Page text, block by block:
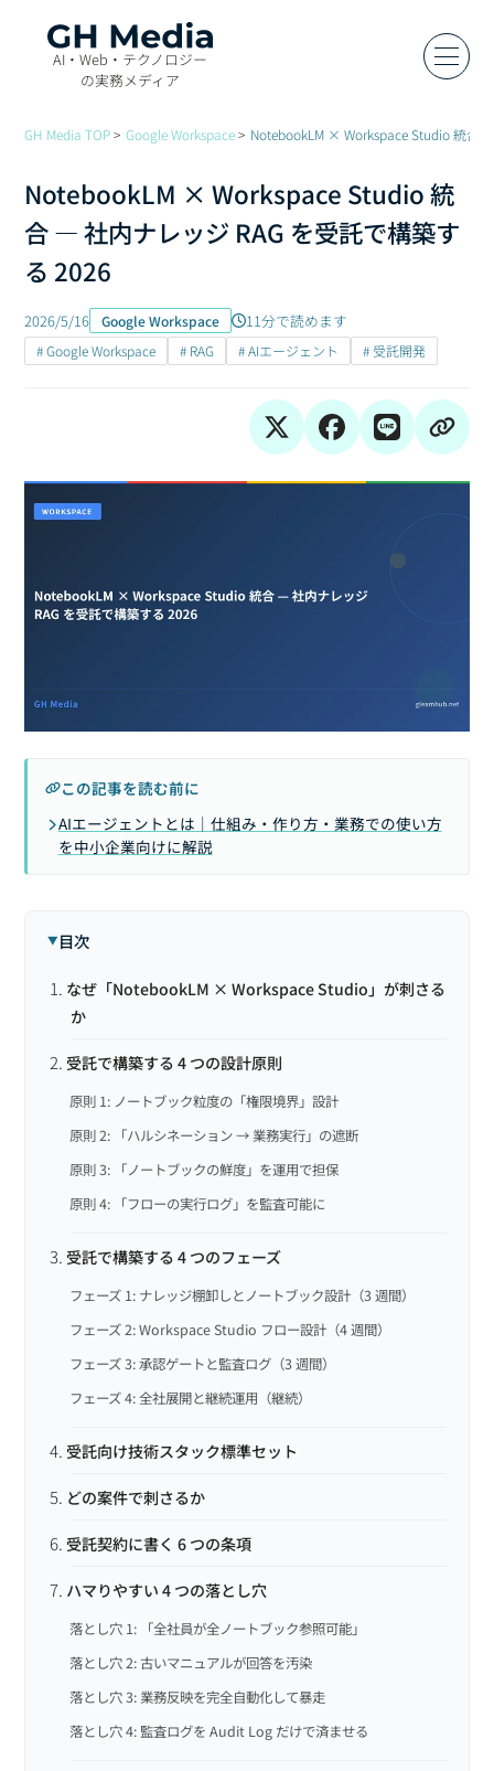
AI・Web・テクノロジー
の実務メディア
GH Media TOP Google Workspace NotebookLM × Workspace Studio 統合
NotebookLM × Workspace Studio 統
合 — 社内ナレッジ RAG を受託で構築す
る 2026
2026/5/16 Google Workspace 11分で読めます
# Google Workspace # RAG # AIエージェント # 受託開発
この記事を読む前に
AIエージェントとは｜仕組み・作り方・業務での使い方
を中小企業向けに解説
目次
なぜ「NotebookLM × Workspace Studio」が刺さる
か
受託で構築する 4 つの設計原則
原則 1: ノートブック粒度の「権限境界」設計
原則 2: 「ハルシネーション → 業務実行」の遮断
原則 3: 「ノートブックの鮮度」を運用で担保
原則 4: 「フローの実行ログ」を監査可能に
受託で構築する 4 つのフェーズ
フェーズ 1: ナレッジ棚卸しとノートブック設計（3 週間）
フェーズ 2: Workspace Studio フロー設計（4 週間）
フェーズ 3: 承認ゲートと監査ログ（3 週間）
フェーズ 4: 全社展開と継続運用（継続）
受託向け技術スタック標準セット
どの案件で刺さるか
受託契約に書く 6 つの条項
ハマりやすい 4 つの落とし穴
落とし穴 1: 「全社員が全ノートブック参照可能」
落とし穴 2: 古いマニュアルが回答を汚染
落とし穴 3: 業務反映を完全自動化して暴走
落とし穴 4: 監査ログを Audit Log だけで済ませる